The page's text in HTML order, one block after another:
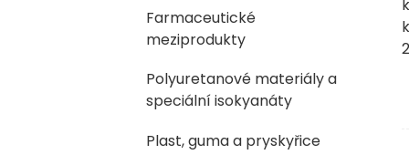
Farmaceutické
meziprodukty
Polyuretanové materiály a
speciální isokyanáty
Plast, guma a pryskyřice